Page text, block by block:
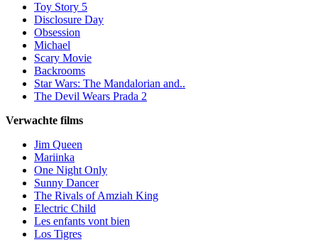
Toy Story 5
Disclosure Day
Obsession
Michael
Scary Movie
Backrooms
Star Wars: The Mandalorian and..
The Devil Wears Prada 2
Verwachte films
Jim Queen
Mariinka
One Night Only
Sunny Dancer
The Rivals of Amziah King
Electric Child
Les enfants vont bien
Los Tigres